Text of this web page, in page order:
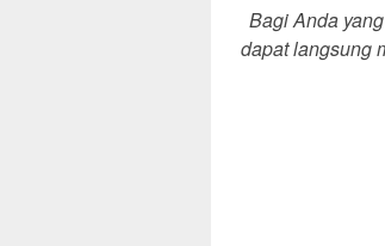
Bagi Anda
dapat langsung